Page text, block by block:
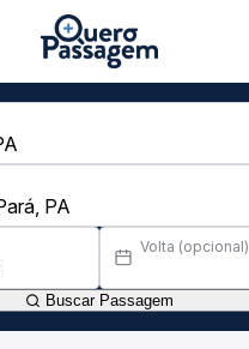
Volta (opcional)
Buscar Passagem